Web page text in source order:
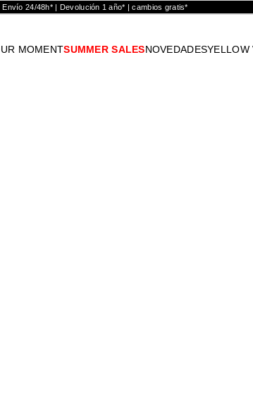
Envío 24/48h* | Devolución 1 año* | cambios gratis*
MOMENTSUMMER SALESNOVEDADESYELLOW